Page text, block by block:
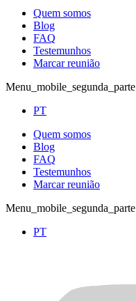
Quem somos
Blog
FAQ
Testemunhos
Marcar reunião
Menu_mobile_segunda_parte
PT
Quem somos
Blog
FAQ
Testemunhos
Marcar reunião
Menu_mobile_segunda_parte
PT